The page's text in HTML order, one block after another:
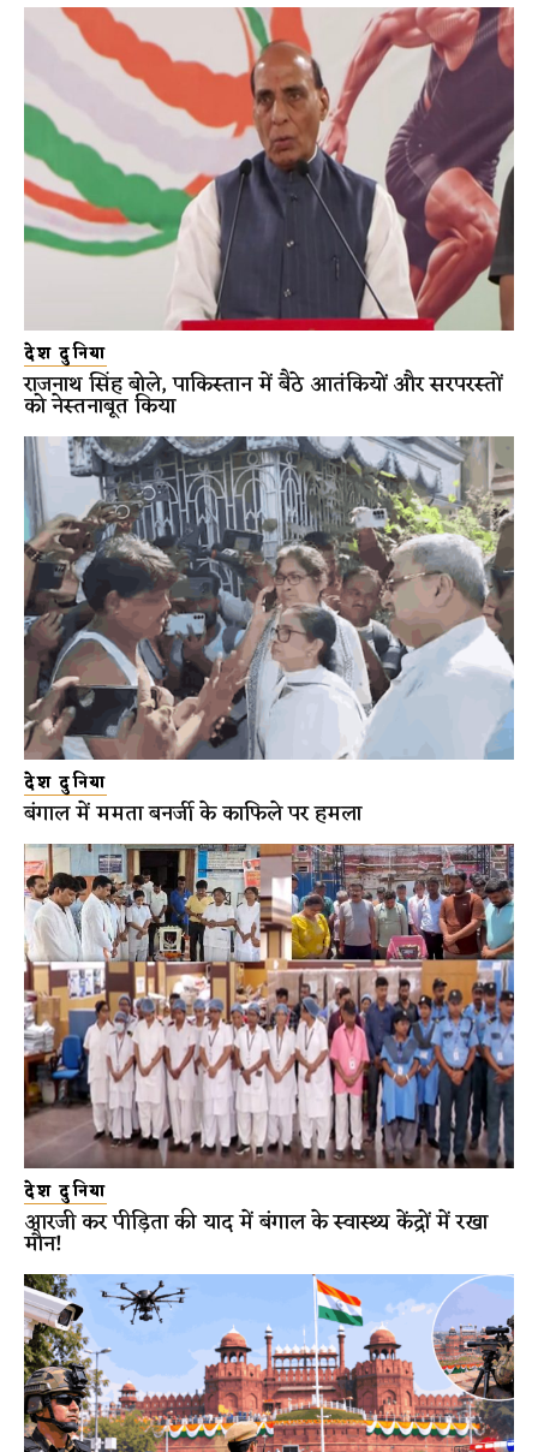
देश दुनिया
राजनाथ सिंह बोले, पाकिस्तान में बैठे आतंकियों और सरपरस्तों
को नेस्तनाबूत किया
देश दुनिया
बंगाल में ममता बनर्जी के काफिले पर हमला
देश दुनिया
आरजी कर पीड़िता की याद में बंगाल के स्वास्थ्य केंद्रों में रखा
मौन!